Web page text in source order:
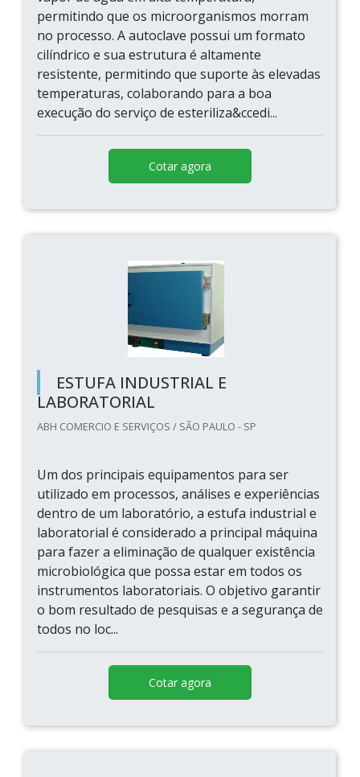
permitindo que os microorganismos morram
no processo. A autoclave possui um formato
cilíndrico e sua estrutura é altamente
resistente, permitindo que suporte às elevadas
temperaturas, colaborando para a boa
execução do serviço de esteriliza&ccedi...
Cotar agora
ESTUFA INDUSTRIAL E
LABORATORIAL
ABH COMERCIO E SERVIÇOS / SÃO PAULO - SP
Um dos principais equipamentos para ser
utilizado em processos, análises e experiências
dentro de um laboratório, a estufa industrial e
laboratorial é considerado a principal máquina
para fazer a eliminação de qualquer existência
microbiológica que possa estar em todos os
instrumentos laboratoriais. O objetivo garantir
o bom resultado de pesquisas e a segurança de
todos no loc...
Cotar agora